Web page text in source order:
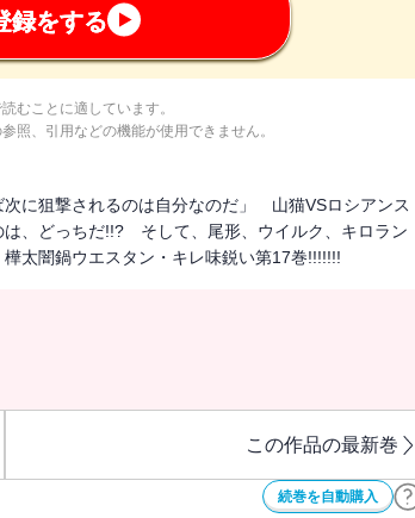
録をする
むことに適しています。
照、引用などの機能が使用できません。
に狙撃されるのは自分なのだ」 山猫VSロシアンス
、どっちだ!!? そして、尾形、ウイルク、キロラン
太闇鍋ウエスタン・キレ味鋭い第17巻!!!!!!!
この作品の最新巻
続巻を自動購入